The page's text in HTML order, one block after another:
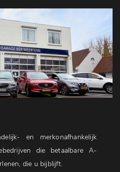
en merkonafhankelijk
die betaalbare A-
die u bijblijft.